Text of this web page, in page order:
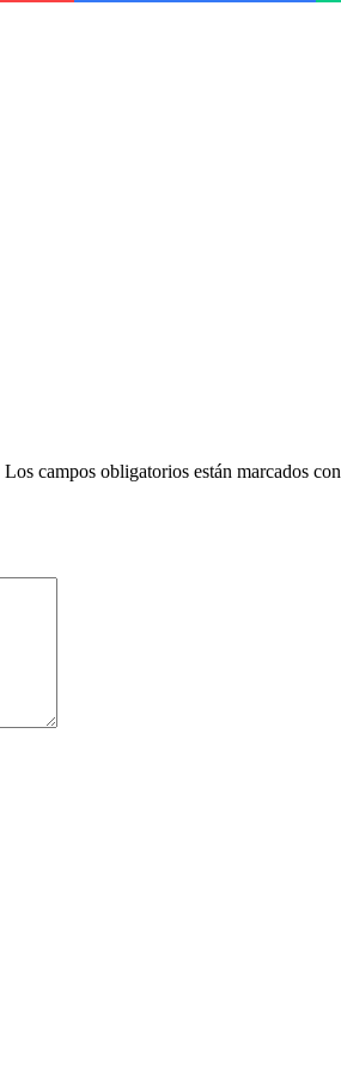
Los campos obligatorios están marcados con